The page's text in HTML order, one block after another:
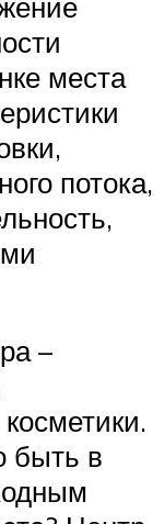
места
потока,
–
быть в